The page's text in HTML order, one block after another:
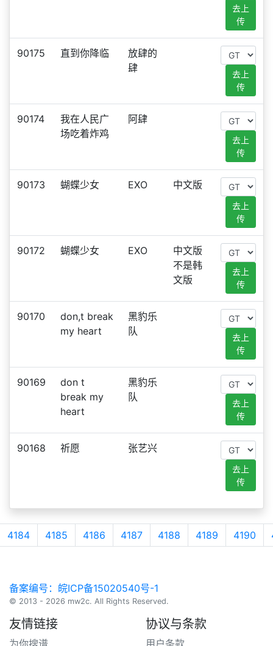
去上
传
90175 直到你降临
放肆的
肆
去上
传
90174
我在人民广
场吃着炸鸡
阿肆
去上
传
90173 蝴蝶少女 EXO 中文版
去上
传
90172 蝴蝶少女 EXO
中文版
不是韩
文版
去上
传
90170
don,t break
my heart
黑豹乐
队
去上
传
90169
don t
break my
heart
黑豹乐
队
去上
传
90168 祈愿 张艺兴
去上
传
4184 4185 4186 4187 4188 4189 4190
备案编号：皖ICP备15020540号-1
© 2013 - 2026 mw2c. All Rights Reserved.
友情链接
为你搜谱
协议与条款
用户条款